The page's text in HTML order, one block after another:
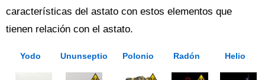
características del astato con estos elementos que
tienen relación con el astato.
Yodo Ununseptio Polonio Radón Helio